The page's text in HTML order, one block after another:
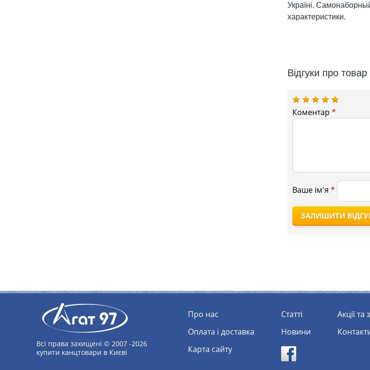
Україні.
характеристики.
Відгуки про товар
Коментар*
Ваше ім'я*
ЗАЛИШИТИ
Всі права захищені © 2007 -2026
купити канцтовари в Києві
Про нас
Оплата і доставка
Карта сайту
статті
Новини
Акції